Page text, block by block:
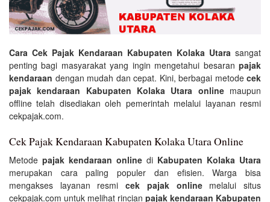
Cara Cek Pajak Kendaraan Kabupaten Kolaka Utara sangat
penting bagi masyarakat yang ingin mengetahui besaran pajak
kendaraan dengan mudah dan cepat. Kini, berbagai metode cek
pajak kendaraan Kabupaten Kolaka Utara onlinemaupun
offline telah disediakan oleh pemerintah melalui layanan resmi
cekpajak.com.
Cek Pajak Kendaraan Kabupaten Kolaka Utara Online
Metode pajak kendaraan online di Kabupaten Kolaka Utara
merupakan cara paling populer dan efisien. Warga bisa
mengakses layanan resmicek pajak onlinemelalui situs
cekpajak.com untuk melihat rincian pajak kendaraan Kabupaten